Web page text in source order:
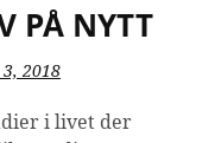
PÅ NYTT
3, 2018
i livet der